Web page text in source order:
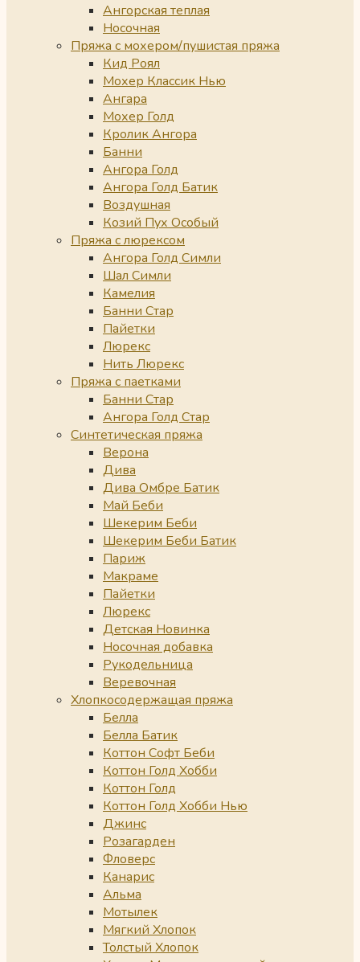
Ангорская теплая
Носочная
Пряжа с мохером/пушистая пряжа
Кид Роял
Мохер Классик Нью
Ангара
Мохер Голд
Кролик Ангора
Банни
Ангора Голд
Ангора Голд Батик
Воздушная
Козий Пух Особый
Пряжа с люрексом
Ангора Голд Симли
Шал Симли
Камелия
Банни Стар
Пайетки
Люрекс
Нить Люрекс
Пряжа с паетками
Банни Стар
Ангора Голд Стар
Синтетическая пряжа
Верона
Дива
Дива Омбре Батик
Май Беби
Шекерим Беби
Шекерим Беби Батик
Париж
Макраме
Пайетки
Люрекс
Детская Новинка
Носочная добавка
Рукодельница
Веревочная
Хлопкосодержащая пряжа
Белла
Белла Батик
Коттон Софт Беби
Коттон Голд Хобби
Коттон Голд
Коттон Голд Хобби Нью
Джинс
Розагарден
Фловерс
Канарис
Альма
Мотылек
Мягкий Хлопок
Толстый Хлопок